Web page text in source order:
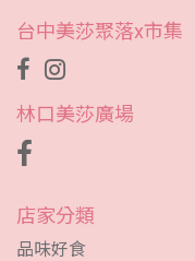
台中美莎聚落x市集
林口美莎廣場
店家分類
品味好食